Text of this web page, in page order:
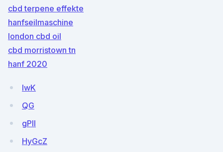
cbd terpene effekte
hanfseilmaschine
london cbd oil
cbd morristown tn
hanf 2020
IwK
QG
gPlI
HyGcZ